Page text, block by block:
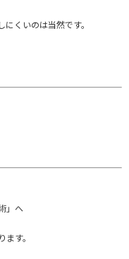
くいのは当然です。
」へ
す。